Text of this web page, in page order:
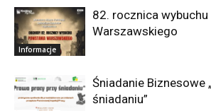
Informacje
82. rocznica
Warszawskiego
Śniadanie Biznesowe
śniadaniu”